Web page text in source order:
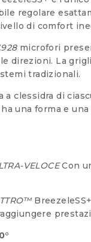
regolare
di comfort
microfori
direzioni. La
tradizionali.
a clessidra di
una forma e
VELOCECon